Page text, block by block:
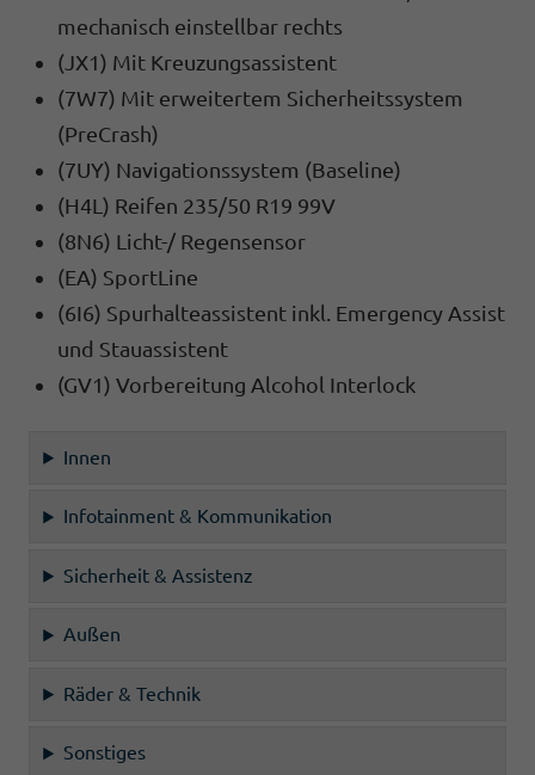
mechanisch einstellbar rechts
(JX1) Mit Kreuzungsassistent
(7W7) Mit erweitertem Sicherheitssystem
(PreCrash)
(7UY) Navigationssystem (Baseline)
(H4L) Reifen 235/50 R19 99V
(8N6) Licht-/ Regensensor
(EA) SportLine
(6I6) Spurhalteassistent inkl. Emergency Assist
und Stauassistent
(GV1) Vorbereitung Alcohol Interlock
Innen
Infotainment & Kommunikation
Sicherheit & Assistenz
Außen
Räder & Technik
Sonstiges